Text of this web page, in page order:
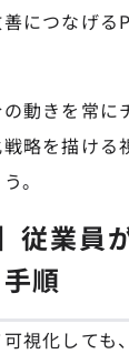
につなげる
動きを常に
略を描ける
。
従業員
順
視化しても